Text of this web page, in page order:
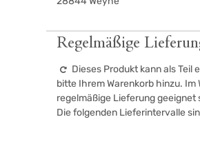
Regelmäßige
Dieses Produkt kann als
bitte Ihrem Warenkorb hinzu.
regelmäßige Lieferung geeignet
Die folgenden Lieferintervalle